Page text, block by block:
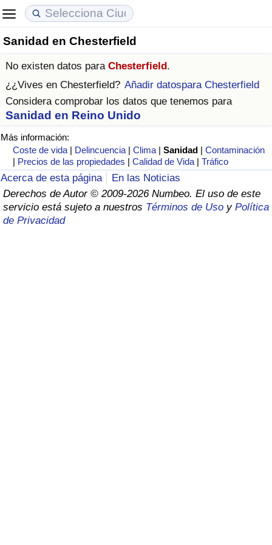
Sanidad en Chesterfield
No existen datos para Chesterfield.
¿¿Vives en Chesterfield? Añadir datospara Chesterfield
Considera comprobar los datos que tenemos para
Sanidad en Reino Unido
Más información:
Coste de vida | Delincuencia |Clima |Sanidad |Contaminación
| Precios de las propiedades |Calidad de Vida |Tráfico
Acerca de esta página
En las Noticias
Derechos de Autor © 2009-2026 Numbeo. El uso de este
servicio está sujeto a nuestros Términos de Uso y Política
de Privacidad
Coste de vida
Índice de Costo de Vida
Índice de costo de vida por país
en aqaba
Precios de las propiedades
Índice de Precios de Inmuebles
Índice de Precios de Inmuebles por País
Calidad de Vida
Índice de Calidad de Vida (Actual)
Índice de calidad de vida por país
Delincuencia
Calificación del Índice de Criminalidad
(Actual)